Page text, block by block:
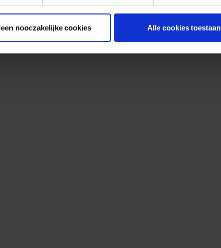
noodzakelijke cookies Alle cookies toestaan